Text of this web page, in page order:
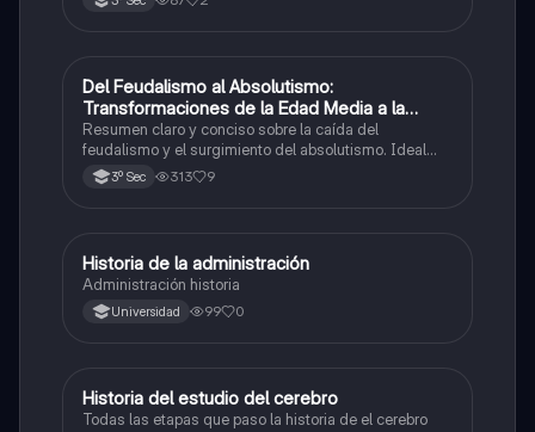
Historia
Del Feudalismo al Absolutismo:
Transformaciones de la Edad Media a la
Moderna
Resumen claro y conciso sobre la caída del
feudalismo y el surgimiento del absolutismo. Ideal
para secundaria: causas, consecuencias y
características clave explicadas de forma sencilla.
3º Sec 313 9
Historia
Historia de la administración
Administración historia
Universidad 99 0
Historia
Historia del estudio del cerebro
Todas las etapas que paso la historia de el cerebro